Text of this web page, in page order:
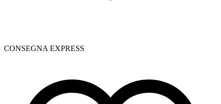
CONSEGNA EXPRESS